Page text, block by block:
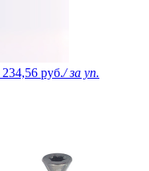
234,56 руб./ за уп.